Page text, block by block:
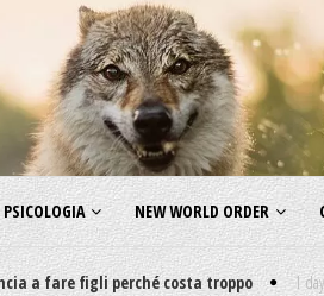
PSICOLOGIA NEW WORLD ORDER
perché costa troppo 1 day ago - Non